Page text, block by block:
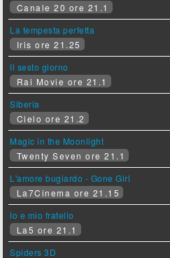
Canale 20 ore 21.1
La tempesta perfetta
Iris ore 21.25
Il sesto giorno
Rai Movie ore 21.1
Siberia
Cielo ore 21.2
Magic in the Moonlight
Twenty Seven ore 21.1
L'amore bugiardo - Gone Girl
La7Cinema ore 21.15
Io e mio fratello
La5 ore 21.1
Spiders 3D